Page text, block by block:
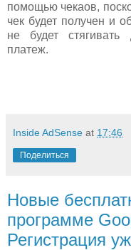
помощью чекаов,
чек будет получен и
не будет стягивать
платеж.
Inside AdSense at 17:46
Поделиться
Новые
программе
Регистрация